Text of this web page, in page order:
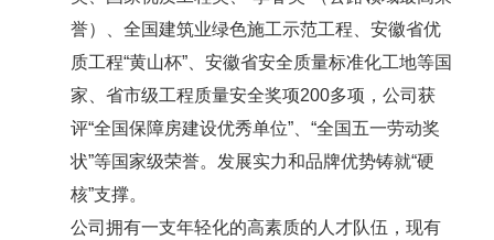
誉）、全国建筑业绿色施工示范工程、安徽省优
质工程“黄山杯”、安徽省安全质量标准化工地等国
家、省市级工程质量安全奖项200多项，公司获
评“全国保障房建设优秀单位”、“全国五一劳动奖
状”等国家级荣誉。发展实力和品牌优势铸就“硬
核”支撑。
公司拥有一支年轻化的高素质的人才队伍，现有